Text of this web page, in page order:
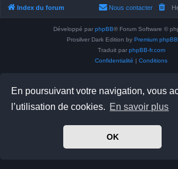
En poursuivant votre navigation, vous
l’utilisation de cookies. En savoir plus
OK
Index du forum Nous contacter
Développé par phpBB® Forum Software ©
Prosilver Dark Edition by Premium
Traduit par phpBB-fr.com
Confidentialité | Conditions